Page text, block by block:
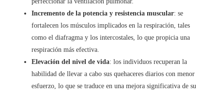
Incremento de la potencia y resistencia muscular: se
fortalecen los músculos implicados en la respiración, tales
como el diafragma y los intercostales, lo que propicia una
respiración más efectiva.
Elevación del nivel de vida: los individuos recuperan la
habilidad de llevar a cabo sus quehaceres diarios con menor
esfuerzo, lo que se traduce en una mejora significativa de su